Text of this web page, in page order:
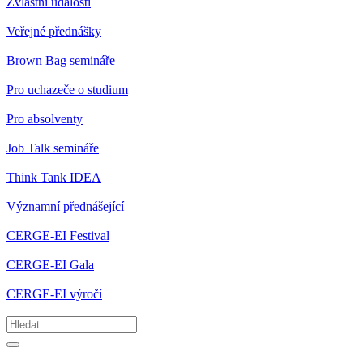
Veřejné přednášky
Brown Bag semináře
Pro uchazeče o studium
Pro absolventy
Job Talk semináře
Think Tank IDEA
Významní přednášející
CERGE-EI Festival
CERGE-EI Gala
CERGE-EI výročí